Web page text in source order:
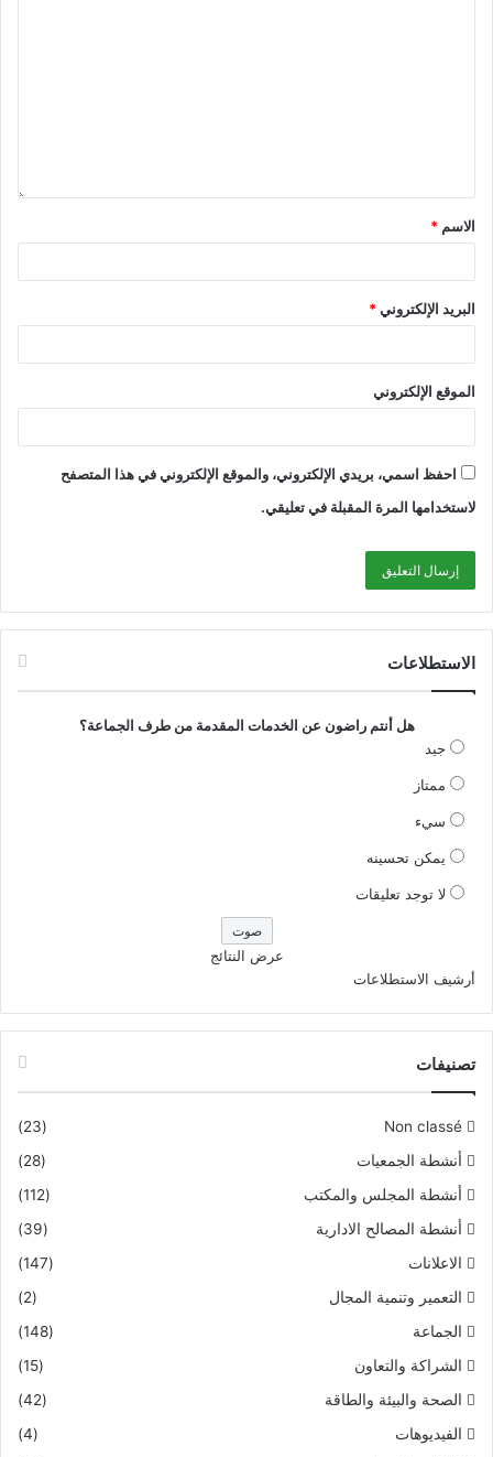
1- مبدأ الانفتاح الذي ستعتمده الجماعة في إنجاز المحور الأولي
§ الشفافية.
بمنهجية مُنفتحة:
§ تطوير بوابة الجماعة على الأنترنيت.
المحور الثالث: تجهيز الإدارة الجماعية
1- مبدأ الانفتاح الذي ستعتمده الجماعة في إنجاز المحور الأولي
الثالث هو:
§ الرقمنة.
2- الأنشطة التي تود الجماعة اعتمادها في إطار هذا المحور
بمنهجية مُنفتحة:
§ تجهيز الإدارة الجماعية بالعتاد الإلكتروني.
وتجدون رفقته تتمة الملف والتي يمكن تحميلها على شكل صيغة
ملف صحفي حول ‏انخراط الجماعة الترابية لأيت عميرة في الشبكة
المغربية للجماعات الترابية المنفتحة
الاسم *
البريد الإلكتروني*
الموقع الإلكتروني
احفظ اسمي، بريدي الإلكتروني، والموقع الإلكتروني في هذا المتصفح
لاستخدامها المرة المقبلة في تعليقي.
الاستطلاعات
هل أنتم راضون عن الخدمات المقدمة من طرف الجماعة؟
جيد
ممتاز
سيء
يمكن تحسينه
لا توجد تعليقات
عرض النتائج
أرشيف الاستطلاعات
تصنيفات
Non classé
(23)
أنشطة الجمعيات
(28)
أنشطة المجلس والمكتب
(112)
أنشطة المصالح الادارية
(39)
الاعلانات
(147)
التعمير وتنمية المجال
(2)
الجماعة
(148)
الشراكة والتعاون
(15)
الصحة والبيئة والطاقة
(42)
الفيديوهات
(4)